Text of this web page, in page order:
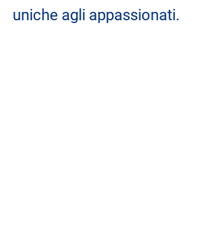
uniche agli appassionati.